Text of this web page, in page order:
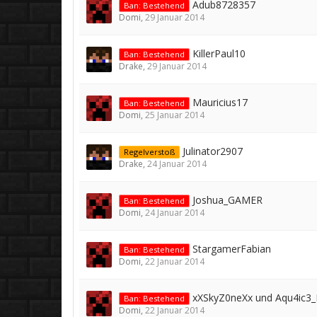
Ban: Bestehend Adub8728357
Domi, 29 Januar 2014
Ban: Bestehend KillerPaul10
Drake, 29 Januar 2014
Ban: Bestehend Mauricius17
Domi, 25 Januar 2014
Regelverstoß Julinator2907
Drake, 24 Januar 2014
Ban: Bestehend Joshua_GAMER
Domi, 24 Januar 2014
Ban: Bestehend StargamerFabian
Domi, 22 Januar 2014
Ban: Bestehend xXSkyZ0neXx und
Domi, 22 Januar 2014